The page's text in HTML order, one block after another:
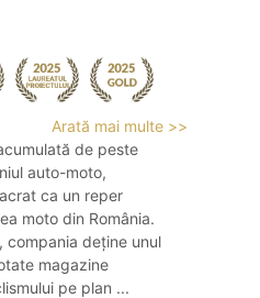
Arată mai multe >>
de peste
auto-moto,
ca un reper
moto din România.
compania deține unul
magazine
pe plan ...